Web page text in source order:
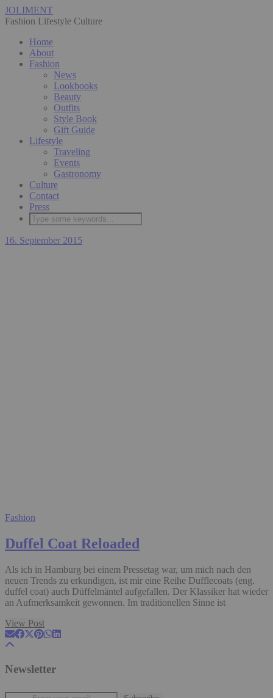
JOLIMENT
Fashion Lifestyle Culture
Home
About
Fashion
News
Lookbooks
Beauty
Outfits
Style Book
Gift Guide
Lifestyle
Traveling
Events
Gastronomy
Culture
Contact
Press
16. September 2015
Fashion
Duffel Coat Reloaded
Als ich in Hamburg bei einem Pressetag war, um mich nach den
neuen Trends zu erkundigen, ist mir eine Reihe Dufflecoats (eng.
duffel coat) auch Düffelmäntel aufgefallen. Der Klassiker hat wieder
an Aufmerksamkeit gewonnen. Im traditionellen Sinne ist
View Post
Newsletter